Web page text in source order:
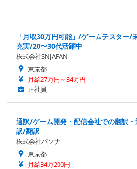
「月収30万円可能」/ゲームテスター/
充実/20〜30代活躍中
株式会社SNJAPAN
東京都
月給27万円～34万円
正社員
通訳/ゲーム開発・配信会社での翻訳
訳/翻訳
株式会社パソナ
東京都
月給34万200円